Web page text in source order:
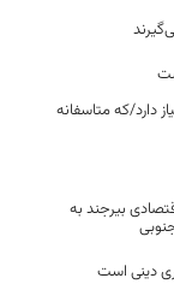
۴۵ میلیارد ریال نیاز دارد/که متاسفانه
بیرجند به
دینی است